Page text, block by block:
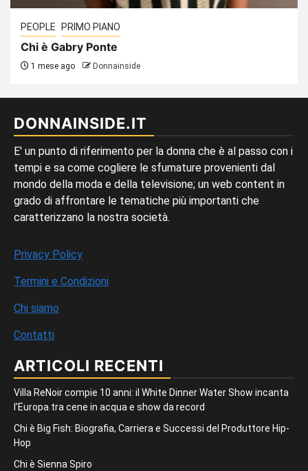
PEOPLE PRIMO PIANO
Chi è Gabry Ponte
1 mese ago Donnainside
DONNAINSIDE.IT
E' un punto di riferimento per la donna che è al passo con i
tempi e sa come cogliere le sfumature provenienti dal
mondo della moda e della televisione; un web content in
grado di affrontare le tematiche più importanti che
caratterizzano la nostra società.
Privacy Policy
Termini e Condizioni
Chi siamo
Contatti
ARTICOLI RECENTI
Villa ReNoir compie 10 anni: il White Dinner Water Show incanta
l’Europa tra cene in acqua e show da record
Chi è Big Fish: Biografia, Carriera e Successi del Produttore Hip-
Hop
Chi è Sienna Spiro